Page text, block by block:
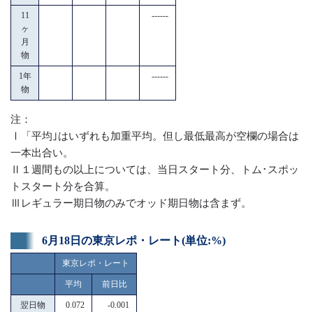
11
ヶ
月
物
------
1年
物
------
注：
Ⅰ「平均｣はいずれも加重平均。但し最低最高が空欄の場合は
一本出合い。
Ⅱ１週間もの以上については、当日スタート分、トム･スポッ
トスタート分を合算。
Ⅲレギュラー期日物のみでオッド期日物は含まず。
6月18日の東京レポ・レート(単位:%)
東京レポ・レート
平均 前日比
翌日物 0.072 -0.001